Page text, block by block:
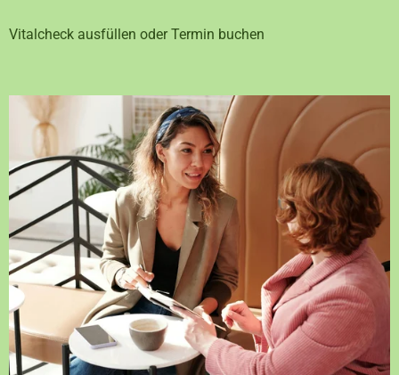
Vitalcheck ausfüllen oder Termin buchen